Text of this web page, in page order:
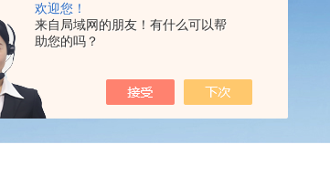
欢迎您！
来自局域网的朋友！有什么可以帮
助您的吗？